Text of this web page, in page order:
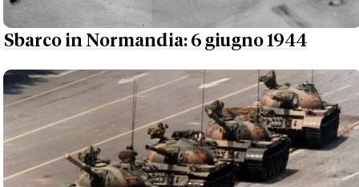
Sbarco in Normandia: 6 giugno 1944